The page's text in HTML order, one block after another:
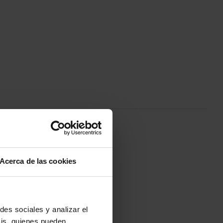
Acerca de las cookies
sociales y analizar el
quienes pueden
sandalias.